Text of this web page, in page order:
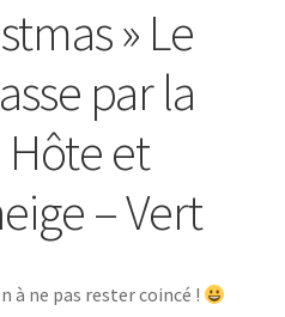
» Le
par la
et
– Vert
à ne pas rester coincé !